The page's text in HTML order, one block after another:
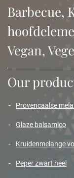
Barbecue,
Vegan,
Our
provencaalse
glaze balsamico
kruidenmelange
peper zwart heel